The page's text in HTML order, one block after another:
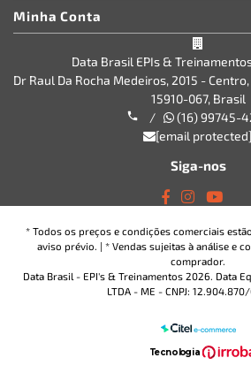
Minha Conta
Data Brasil EPIs &
Dr Raul Da Rocha Medeiros, 2015 -
15910-067, Brasil
/
(16) 99745-
[email protected]
Siga-nos
* Todos os preços e condições comerciais
aviso prévio. | * Vendas sujeitas à análise e
comprador.
Data Brasil - EPI's & Treinamentos 2026. Data
LTDA - ME - CNPJ:
Tecnologia